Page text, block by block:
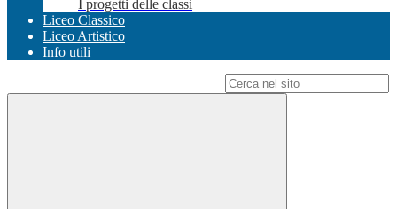
I progetti delle classi
Liceo Classico
Liceo Artistico
Info utili